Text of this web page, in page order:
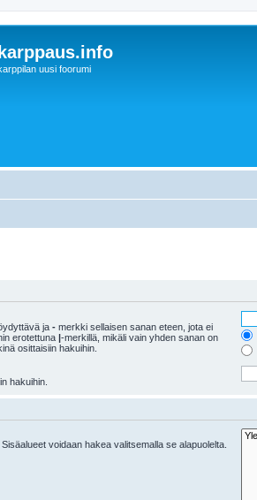
karppaus.info
uusi foorumi
ja - merkki sellaisen sanan eteen, jota ei
erotettuna |-merkillä, mikäli vain yhden sanan on
osittaisiin hakuihin.
hakuihin.
voidaan hakea valitsemalla se alapuolelta.